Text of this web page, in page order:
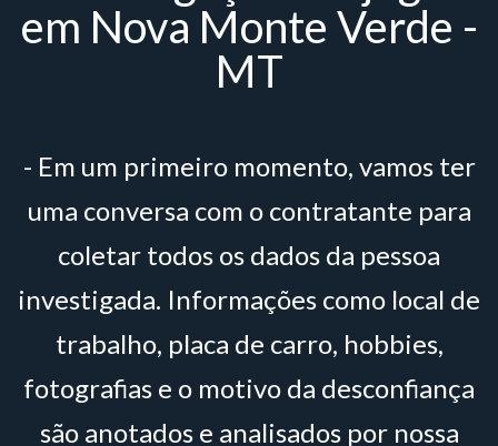
em Nova Monte Verde -
MT
- Em um primeiro momento, vamos ter
uma conversa com o contratante para
coletar todos os dados da pessoa
investigada. Informações como local de
trabalho, placa de carro, hobbies,
fotografias e o motivo da desconfiança
são anotados e analisados por nossa